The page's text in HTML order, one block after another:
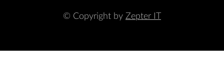
© Copyright by Zepter IT